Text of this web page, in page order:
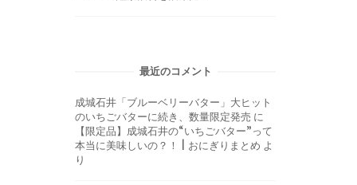
最近のコメント
成城石井「ブルーベリーバター」大ヒット
のいちごバターに続き、数量限定発売 に
【限定品】成城石井の“いちごバター”って
本当に美味しいの？！ | おにぎりまとめ よ
り